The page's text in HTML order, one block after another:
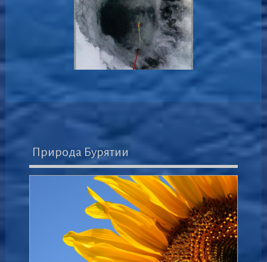
Природа Бурятии